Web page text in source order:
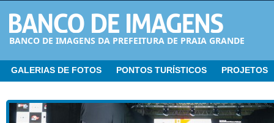
BANCO DE IMAGENS DA PREFEITURA DE PRAIA GRANDE
GALERIAS DE FOTOS PONTOS TURÍSTICOS PROJETOS